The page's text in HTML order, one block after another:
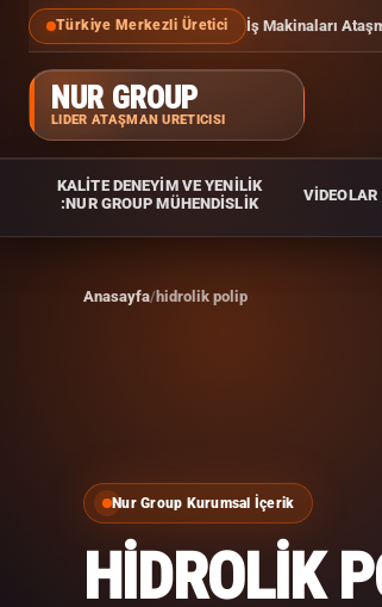
Türkiye Merkezli Üretici İş Makinaları
NUR GROUP
LIDER ATAŞMAN ÜRETICISI
KALİTE DENEYİM VE YENİLİK
:NUR GROUP MÜHENDİSLİK
VİDEOLAR
Anasayfa hidrolik polip
Nur Group Kurumsal İçerik
HIDROLIK